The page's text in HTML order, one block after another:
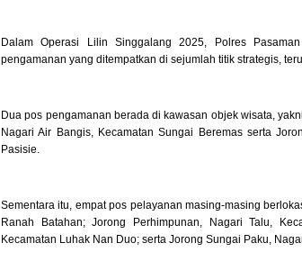
Dalam Operasi Lilin Singgalang 2025, Polres
pengamanan yang ditempatkan di sejumlah titik strategis,
Dua pos pengamanan berada di kawasan objek wisata,
Nagari Air Bangis, Kecamatan Sungai Beremas serta
Pasisie.
Sementara itu, empat pos pelayanan masing-masing
Ranah Batahan; Jorong Perhimpunan, Nagari Talu,
Kecamatan Luhak Nan Duo; serta Jorong Sungai Paku,